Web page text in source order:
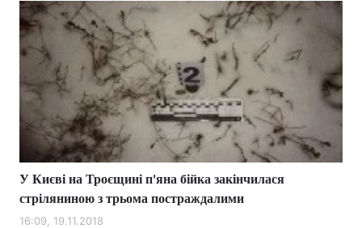
У Києві на Троєщині п'яна бійка закінчилася
стріляниною з трьома постраждалими
16:09, 19.11.2018